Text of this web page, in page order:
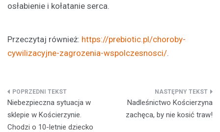
osłabienie i kołatanie serca.
Przeczytaj również: https://prebiotic.pl/choroby-
cywilizacyjne-zagrozenia-wspolczesnosci/.
Nawigacja
wpisu
Niebezpieczna sytuacja w
sklepie w Kościerzynie.
Chodzi o 10-letnie dziecko
Nadleśnictwo Kościerzyna
zachęca, by nie kosić traw!